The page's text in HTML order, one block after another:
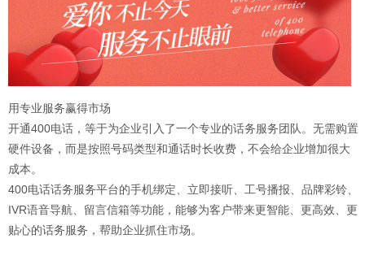
用专业服务赢得市场
开通400电话，等于为企业引入了一个专业的话务服务团队。无需购置
硬件设备，而是按照号码类型和通话时长收费，不会给企业增加很大
成本。
400电话话务服务平台的手机绑定、立即接听、工号播报、品牌彩铃、
IVR语音导航、留言信箱等功能，能够为客户带来更智能、更高效、更
贴心的话务服务，帮助企业抓住市场。